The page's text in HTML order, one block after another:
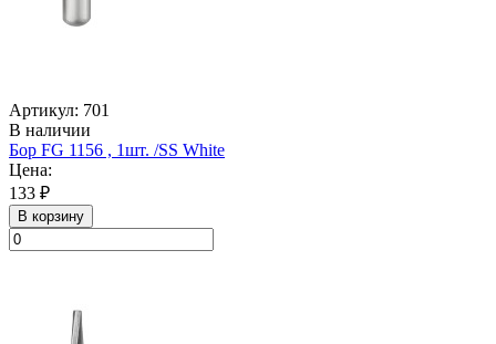
Артикул: 701
В наличии
Бор FG 1156 , 1шт. /SS White
Цена:
133 ₽
В корзину